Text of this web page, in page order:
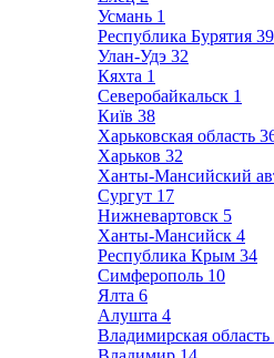
Усмань 1
Республика Бурятия 39
Улан-Удэ 32
Кяхта 1
Северобайкальск 1
Київ 38
Харьковская область
Харьков 32
Ханты-Мансийский
Сургут 17
Нижневартовск 5
Ханты-Мансийск 4
Республика Крым 34
Симферополь 10
Ялта 6
Алушта 4
Владимирская область